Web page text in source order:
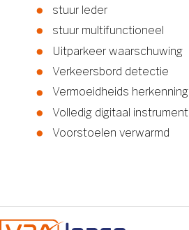
stuur leder
stuur multifunctioneel
Uitparkeer waarschuwing
Verkeersbord detectie
Vermoeidheids herkenning
Volledig digitaal
Voorstoelen verwarmd